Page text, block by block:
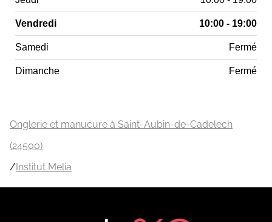
Vendredi 10:00 - 19:00
Samedi Fermé
Dimanche Fermé
Onglerie et manucure à Saint-Aubin-de-Cadelech
(24500)
/Institut Melia